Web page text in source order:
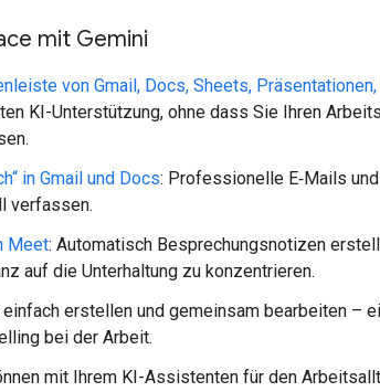
mit Gemini
von Gmail, Docs, Sheets,
KI-Unterstützung, ohne dass Sie Ihren
in Gmail und Docs: Professionelle E‑Mails und
verfassen.
Meet: Automatisch Besprechungsnotizen
auf die Unterhaltung zu konzentrieren.
erstellen und gemeinsam bearbeiten –
bei der Arbeit.
mit Ihrem KI-Assistenten für den